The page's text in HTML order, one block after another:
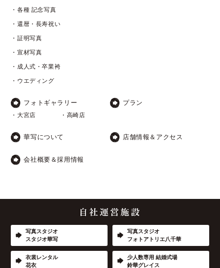
・各種 記念写真
・還暦・長寿祝い
・証明写真
・宣材写真
・成人式・卒業袴
・ウエディング
フォトギャラリー
・大宮店 ・高崎店
プラン
華写について 店舗情報＆アクセス
会社概要＆採用情報
写真スタジオ
スタジオ華写
写真スタジオ
フォトアトリエ八千華
衣裳レンタル
花衣
少人数専用 結婚式場
鈴華グレイス